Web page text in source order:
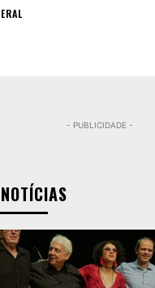
- PUBLICIDADE -